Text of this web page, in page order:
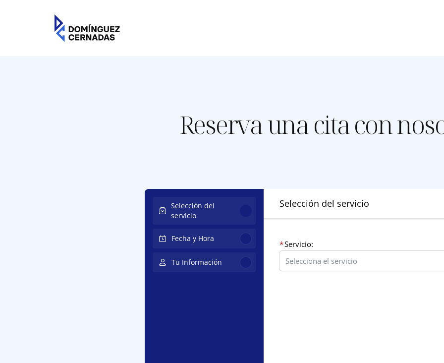
Reserva una cita con
Selección del
servicio
Fecha y Hora
Tu Información
Selección del servicio
Servicio: